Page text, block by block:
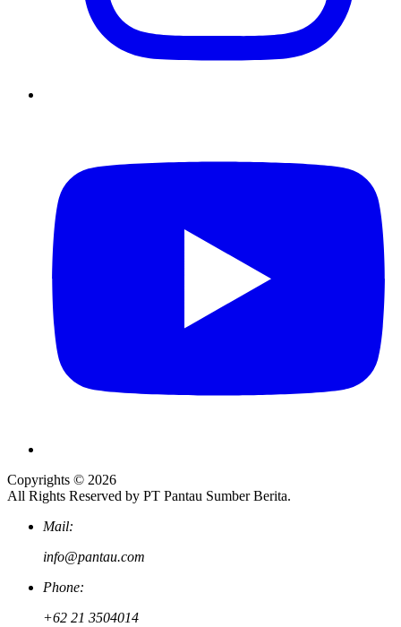
Copyrights © 2026
All Rights Reserved by PT Pantau Sumber Berita.
Mail:
info@pantau.com
Phone:
+62 21 3504014